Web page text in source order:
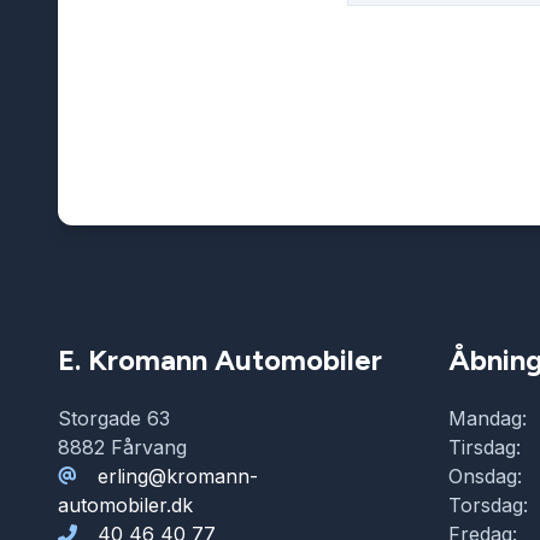
E. Kromann Automobiler
Storgade 63
8882 Fårvang
erling@kromann-
automobiler.dk
40 46 40 77
Mandag:
Tirsdag:
Onsdag:
Torsdag:
Fredag: